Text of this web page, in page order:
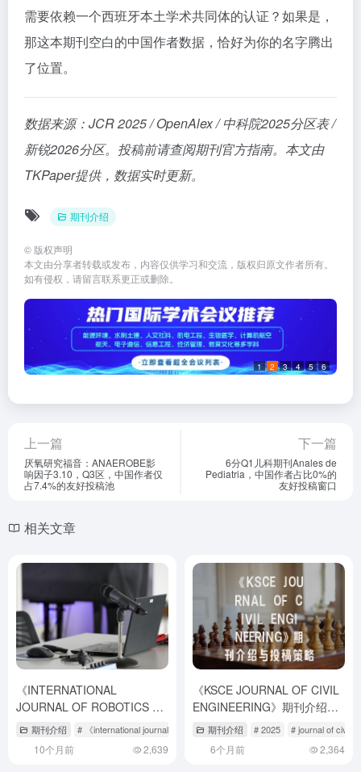
需要依赖一个西班牙本土学术共同体的认证？如果是，
那这本期刊空白的中国作者数据，恰好为你的名字腾出
了位置。
数据来源：JCR 2025 / OpenAlex / 中科院2025分区表 /
新锐2026分区。投稿前请查阅期刊官方指南。本文由
TKPaper提供，数据实时更新。
期刊介绍
© 版权声明
本文由分享者转载或发布，内容仅供学习和交流，版权归原文作者所有。
如有侵权，请留言联系更正或删除。
1 2 3 4 5 6
上一篇
厌氧研究福音：ANAEROBE影
响因子3.10，Q3区，中国作者仅
占7.4%的友好投稿池
下一篇
6分Q1儿科期刊Anales de
Pediatria，中国作者占比0%的
友好投稿窗口
相关文章
《INTERNATIONAL
JOURNAL OF ROBOTICS &
AUTOMATION》投稿全指
期刊介绍 # 《international journal of robotics research》 # international journal
10个月前 2,639
《KSCE JOURNAL OF CIVIL
ENGINEERING》期刊介绍与
投稿策略
期刊介绍 # 2025 # journal of civil
6个月前 2,364